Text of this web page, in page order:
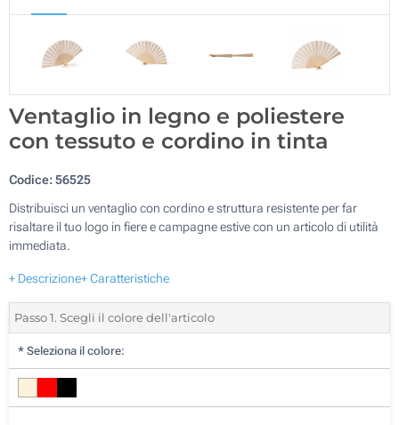
Ventaglio in legno e poliestere
con tessuto e cordino in tinta
Codice:56525
Distribuisci un ventaglio con cordino e struttura resistente per far
risaltare il tuo logo in fiere e campagne estive con un articolo di utilità
immediata.
+ Descrizione+ Caratteristiche
Passo 1. Scegli il colore dell'articolo
* Seleziona il colore: